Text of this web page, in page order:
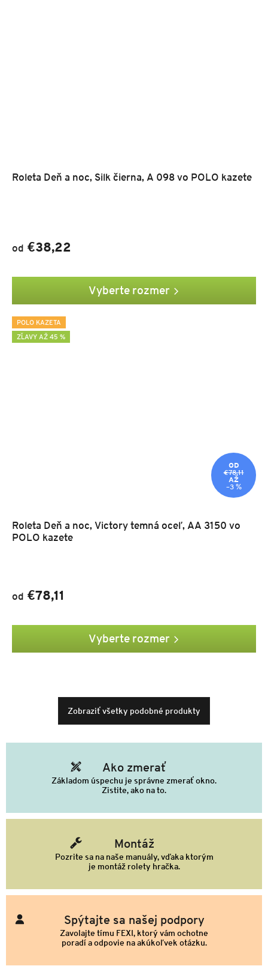
Roleta Deň a noc, Silk čierna, A 098 vo POLO kazete
od €38,22
Vyberte rozmer
POLO KAZETA
ZĽAVY AŽ 45 %
OD
€78,11
AŽ
–3 %
Roleta Deň a noc, Victory temná oceľ, AA 3150 vo
POLO kazete
od €78,11
Vyberte rozmer
Zobraziť všetky podobné produkty
Ako zmerať
Základom úspechu je správne zmerať okno.
Zistite, ako na to.
Montáž
Pozrite sa na naše manuály, vďaka ktorým
je montáž rolety hračka.
Spýtajte sa našej podpory
Zavolajte tímu FEXI, ktorý vám ochotne
poradí a odpovie na akúkoľvek otázku.